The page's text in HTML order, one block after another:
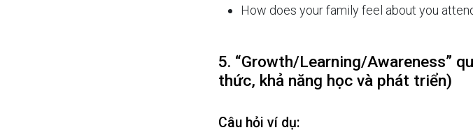
How does your family feel about you
5. “Growth/Learning/Awareness”
thức, khả năng học và phát triển)
Câu hỏi ví dụ: